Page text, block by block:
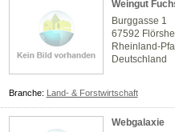
Weingut
Burggasse 1
67592
Rheinland-
Deutschland
Branche: Land- & Forstwirtschaft
Webgalaxie